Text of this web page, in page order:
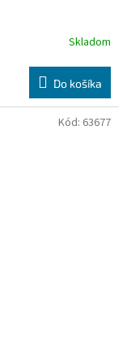
Skladom
Do košíka
Kód: 63677